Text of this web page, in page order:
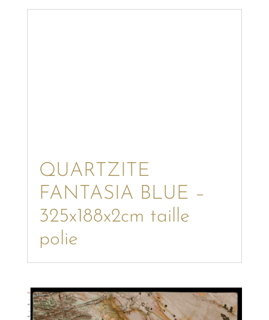
QUARTZITE
FANTASIA BLUE –
325x188x2cm taille
polie